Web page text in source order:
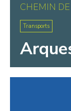
CHEMIN DE
Transports